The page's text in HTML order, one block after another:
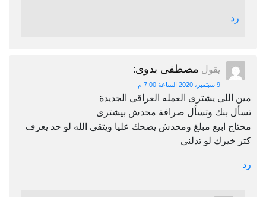
رد
يقول مصطفى بدوى:
9 سبتمبر، 2020 الساعة 7:00 م
مين اللى يشترى العمله العراقى الجديدة
تسأل بنك وتسأل صرافة محدش بيشترى
محتاج ابيع مبلغ ومحدش يضحك عليا ويتقى الله لو حد يعرف
كتر خيرك لو تدلنى
رد